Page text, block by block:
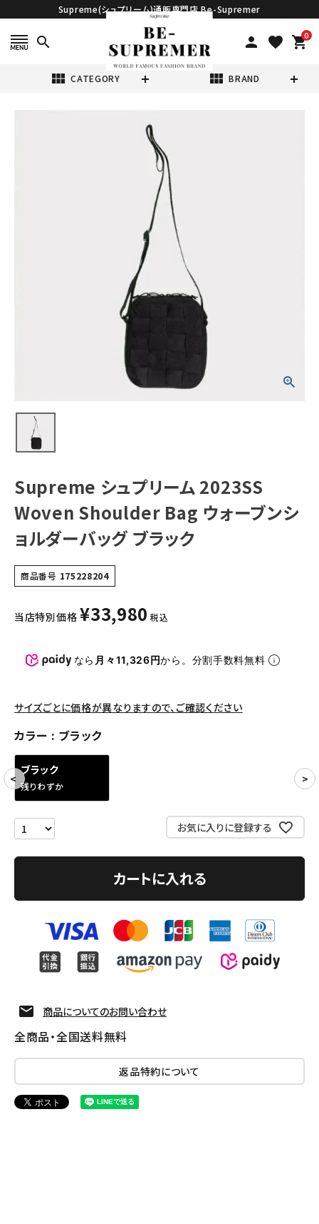
Supreme(シュプリーム)通販専門店 Be-Supremer
search person favorite 0
shopping_cart
view_module CATEGORY view_module BRAND
Tシャツ・ロングスリーブ
パーカー・トレーナー
キャップ・ハット
ニット帽・ビーニー
その他バッグ類
スニーカー・ブーツ
COLLABORATION BRAND
SEASON
CONTENTS
ACCOUNT MENU
ようこそ ゲスト 様
person
Follow us
Supreme シュプリーム 2023SS
Woven Shoulder Bag ウォーブンシ
ョルダーバッグ ブラック
商品番号 175228204
当店特別価格 ¥33,980 税込
なら 月々11,326円から。分割手数料無料
サイズごとに価格が異なりますので、ご確認ください
カラー ブラック
ブラック
残りわずか
お気に入りに登録する
カートに入れる
商品についてのお問い合わせ
全商品・全国送料無料
返品特約について